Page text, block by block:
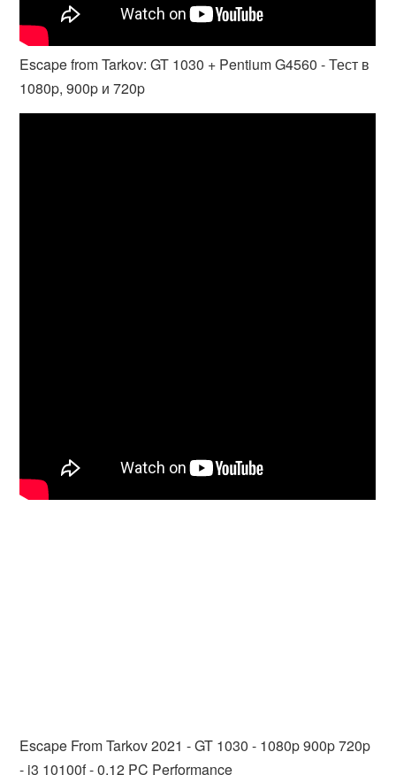
Escape from Tarkov: GT 1030 + Pentium G4560 - Тест в
1080p, 900p и 720p
Escape From Tarkov 2021 - GT 1030 - 1080p 900p 720p
- i3 10100f - 0.12 PC Performance